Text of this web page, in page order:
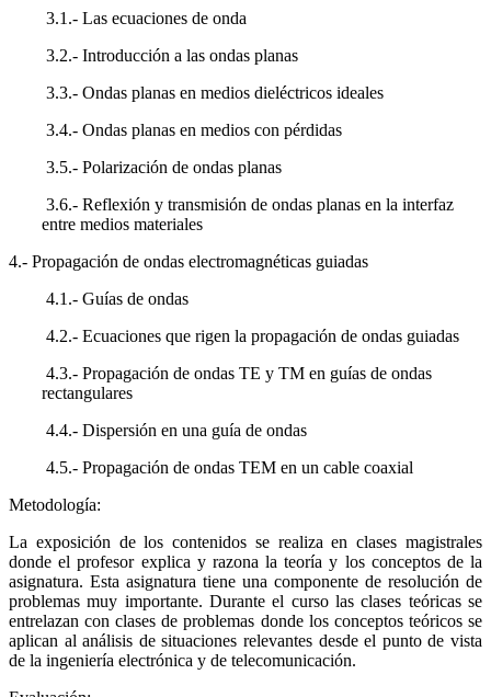
3.1.- Las ecuaciones de onda
3.2.- Introducción a las ondas planas
3.3.- Ondas planas en medios dieléctricos ideales
3.4.- Ondas planas en medios con pérdidas
3.5.- Polarización de ondas planas
3.6.- Reflexión y transmisión de ondas planas en la interfaz
entre medios materiales
4.- Propagación de ondas electromagnéticas guiadas
4.1.- Guías de ondas
4.2.- Ecuaciones que rigen la propagación de ondas guiadas
4.3.- Propagación de ondas TE y TM en guías de ondas
rectangulares
4.4.- Dispersión en una guía de ondas
4.5.- Propagación de ondas TEM en un cable coaxial
Metodología:
La exposición de los contenidos se realiza en clases magistrales
donde el profesor explica y razona la teoría y los conceptos de la
asignatura. Esta asignatura tiene una componente de resolución de
problemas muy importante. Durante el curso las clases teóricas se
entrelazan con clases de problemas donde los conceptos teóricos se
aplican al análisis de situaciones relevantes desde el punto de vista
de la ingeniería electrónica y de telecomunicación.